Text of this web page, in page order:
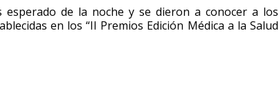
de la noche y se dieron a conocer a los
en los “II Premios Edición Médica a la Salud